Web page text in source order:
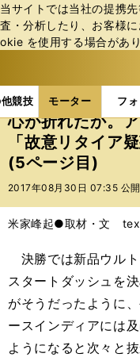
当サイトでは当社の提携
査・分析したり、お客様
okie を使⽤する場合があ
競技 モーター フォ
b
ス
ポ
ル
テ
ー
バ
モーターの記事
心が折れたか。
「故意リタイア
(5ページ目)
2017年08月30日 07:35 公開
米家峰起●取材・文
決勝では新品ウルト
スタートダッシュを
がそうだったように
ースインディアには
ようになると次々と